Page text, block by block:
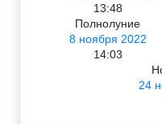
13:48
Полнолуние
8 ноября 2022
14:03
24